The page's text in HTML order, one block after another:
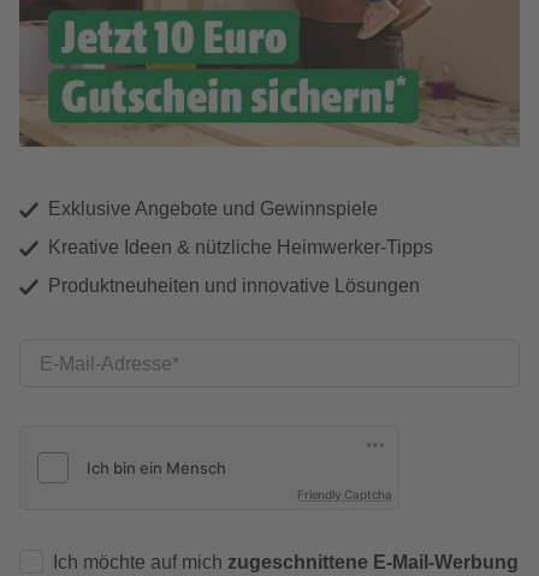
Exklusive Angebote und Gewinnspiele
Kreative Ideen & nützliche Heimwerker-Tipps
Produktneuheiten und innovative Lösungen
E-Mail-Adresse
Friendly Captcha
Ich möchte auf mich zugeschnittene E-Mail-Werbung